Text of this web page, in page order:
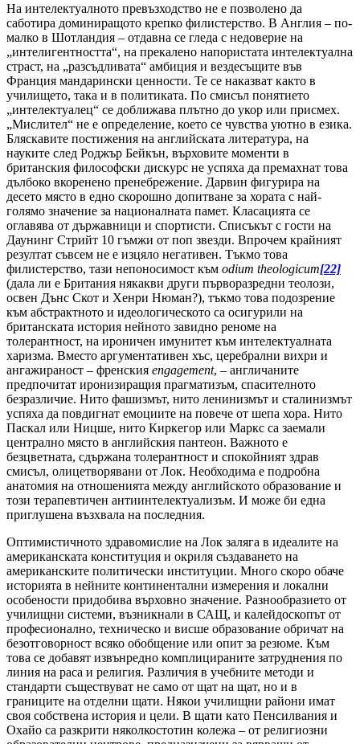
На интелектуалното превъзходство не е позволено да
саботира доминиращото крепко филистерство. В Англия – по-
малко в Шотландия – отдавна се гледа с недоверие на
„интелигентността“, на прекалено напористата интелектуална
страст, на „разсъдливата“ амбиция и вездесъщите във
Франция мандарински ценности. Те се наказват както в
училището, така и в политиката. По смисъл понятието
„интелектуалец“ се доближава плътно до укор или присмех.
„Мислител“ не е определение, което се чувства уютно в езика.
Бляскавите постижения на английската литература, на
науките след Роджър Бейкън, върховите моменти в
британския философски дискурс не успяха да премахнат това
дълбоко вкоренено пренебрежение. Дарвин фигурира на
десето място в едно скорошно допитване за хората с най-
голямо значение за националната памет. Класацията се
оглавява от държавници и спортисти. Списъкът с гости на
Даунинг Стрийт 10 гъмжи от поп звезди. Впрочем крайният
резултат съвсем не е изцяло негативен. Тъкмо това
филистерство, тази непоносимост към odium theologicum[22]
(дала ли е Британия някакви други първоразредни теолози,
освен Дънс Скот и Хенри Нюман?), тъкмо това подозрение
към абстрактното и идеологическото са осигурили на
британската история нейното завидно реноме на
толерантност, на ироничен имунитет към интелектуалната
харизма. Вместо аргументативен хъс, церебрални вихри и
ангажираност – френския engagement, – англичаните
предпочитат иронизиращия прагматизъм, спасителното
безразличие. Нито фашизмът, нито ленинизмът и сталинизмът
успяха да повдигнат емоциите на повече от шепа хора. Нито
Паскал или Ницше, нито Киркегор или Маркс са заемали
централно място в английския пантеон. Важното е
безцветната, сдържана толерантност и спокойният здрав
смисъл, олицетворявани от Лок. Необходима е подробна
анатомия на отношенията между английското образование и
този терапевтичен антиинтелектуализъм. И може би една
приглушена възхвала на последния.
Оптимистичното здравомислие на Лок заляга в идеалите на
американската конституция и окриля създаването на
американските политически институции. Много скоро обаче
историята в нейните континентални измерения и локални
особености придобива върховно значение. Разнообразието от
училищни системи, възникнали в САЩ, и калейдоскопът от
професионално, техническо и висше образование обричат на
безотговорност всяко обобщение или опит за резюме. Към
това се добавят извънредно комплицираните затруднения по
линия на раса и религия. Различия в учебните методи и
стандарти съществуват не само от щат на щат, но и в
границите на отделни щати. Някои училищни райони имат
своя собствена история и цели. В щати като Пенсилвания и
Охайо са разкрити няколкостотин колежа – от религиозни